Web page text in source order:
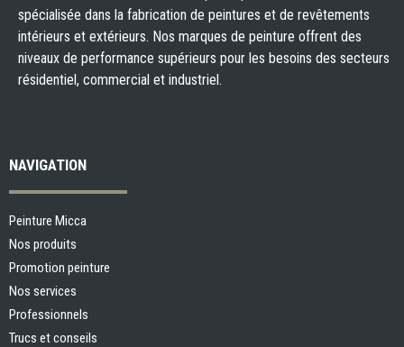
spécialisée dans la fabrication de peintures et de revêtements
intérieurs et extérieurs. Nos marques de peinture offrent des
niveaux de performance supérieurs pour les besoins des secteurs
résidentiel, commercial et industriel.
NAVIGATION
Peinture Micca
Nos produits
Promotion peinture
Nos services
Professionnels
Trucs et conseils